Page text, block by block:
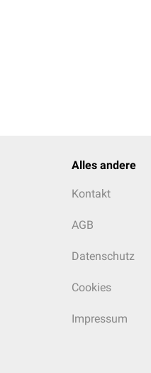
Alles andere
Kontakt
AGB
Datenschutz
Cookies
Impressum